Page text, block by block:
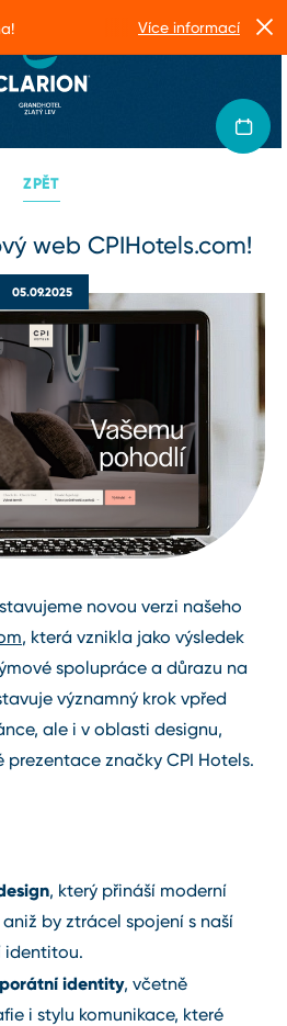
ZPĚT
web CPIHotels.com!
05.09.2025
novou verzi našeho
, která vznikla jako výsledek
spolupráce a důrazu na
významný krok vpřed
ale i v oblasti designu,
značky CPI Hotels.
, který přináší moderní
by ztrácel spojení s naší
identitou.
identity, včetně
i stylu komunikace, které
Více informací